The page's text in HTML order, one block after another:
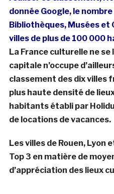
donnée Google, le
Bibliothèques, Musées et
villes de plus de 100 000
La France culturelle ne se
capitale n’occupe
classement des dix villes
plus haute densité de
habitants établi par
de locations de vacances.
Les villes de Rouen, Lyon
Top 3 en matière de
d’appréciation des lieux